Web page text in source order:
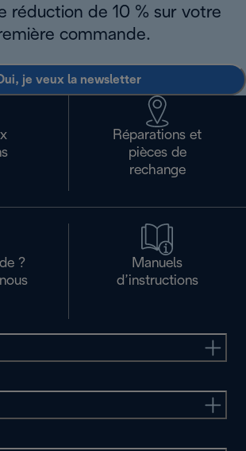
réduction de 10 % sur votre
commande.
je veux la newsletter
Réparations et
pièces de
rechange
?
Manuels
d’instructions